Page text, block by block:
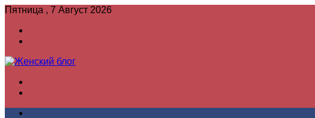
Пятница , 7 Август 2026